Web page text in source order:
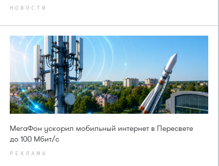
НОВОСТИ
МегаФон ускорил мобильный интернет в Пересвете
до 100 Мбит/с
РЕКЛАМА